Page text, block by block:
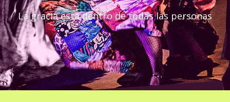
La gracia está dentro de todas las personas